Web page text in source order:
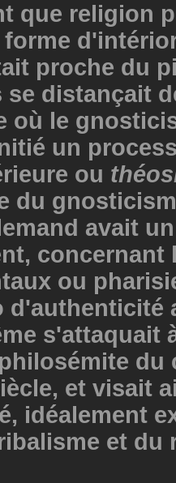
que religion
proche du
se distançait
où le
un
ou
du
avait
concernant
ou
d'authenticité
s'attaquait
du
et visait
idéalement
et du